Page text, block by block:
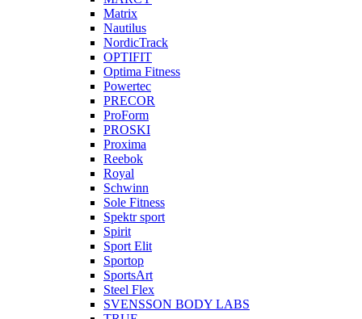
Matrix
Nautilus
NordicTrack
OPTIFIT
Optima Fitness
Powertec
PRECOR
ProForm
PROSKI
Proxima
Reebok
Royal
Schwinn
Sole Fitness
Spektr sport
Spirit
Sport Elit
Sportop
SportsArt
Steel Flex
SVENSSON BODY LABS